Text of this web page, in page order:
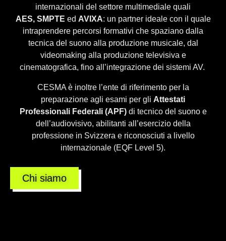
internazionali del settore multimediale quali
AES, SMPTE ed AVIXA: un partner ideale con il quale
intraprendere percorsi formativi che spaziano dalla
tecnica del suono alla produzione musicale, dal
videomaking alla produzione televisiva e
cinematografica, fino all’integrazione dei sistemi AV.
CESMA è inoltre l’ente di riferimento per la
preparazione agli esami per gli Attestati
Professionali Federali (APF)di tecnico del suono e
dell’audiovisivo, abilitanti all’esercizio della
professione in Svizzera e riconosciuti a livello
internazionale (EQF Level 5).
Chi siamo